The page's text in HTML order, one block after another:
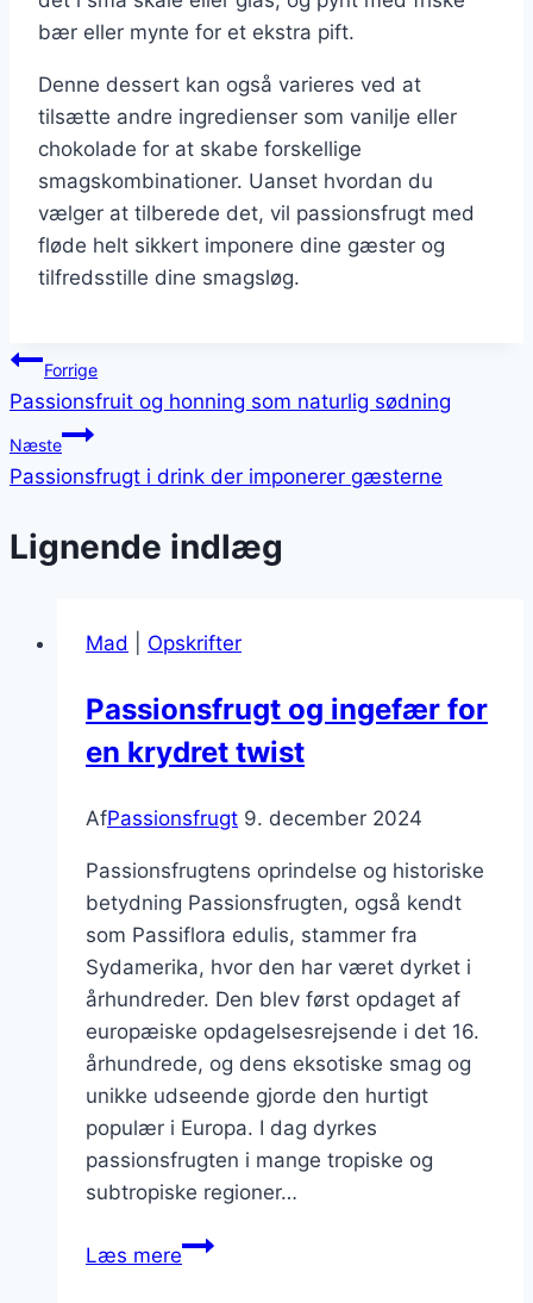
bær eller mynte for et ekstra pift.
Denne dessert kan også varieres ved at
tilsætte andre ingredienser som vanilje eller
chokolade for at skabe forskellige
smagskombinationer. Uanset hvordan du
vælger at tilberede det, vil passionsfrugt med
fløde helt sikkert imponere dine gæster og
tilfredsstille dine smagsløg.
Indlægsnavigation
Forrige
Passionsfruit og honning som naturlig sødning
Næste
Passionsfrugt i drink der imponerer gæsterne
Lignende indlæg
Mad Opskrifter
Passionsfrugt og ingefær for
en krydret twist
AfPassionsfrugt 9. december 2024
Passionsfrugtens oprindelse og historiske
betydning Passionsfrugten, også kendt
som Passiflora edulis, stammer fra
Sydamerika, hvor den har været dyrket i
århundreder. Den blev først opdaget af
europæiske opdagelsesrejsende i det 16.
århundrede, og dens eksotiske smag og
unikke udseende gjorde den hurtigt
populær i Europa. I dag dyrkes
passionsfrugten i mange tropiske og
subtropiske regioner…
Læs merePassionsfrugt